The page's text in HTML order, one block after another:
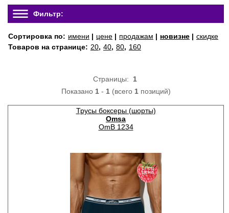
Фильтр:
Сортировка по: имени | цене | продажам | новизне | скидке
Товаров на странице: 20, 40, 80, 160
Страницы: 1
Показано 1- 1(всего 1позиций)
Трусы боксеры (шорты)
Omsa
OmB 1234
спец
цена